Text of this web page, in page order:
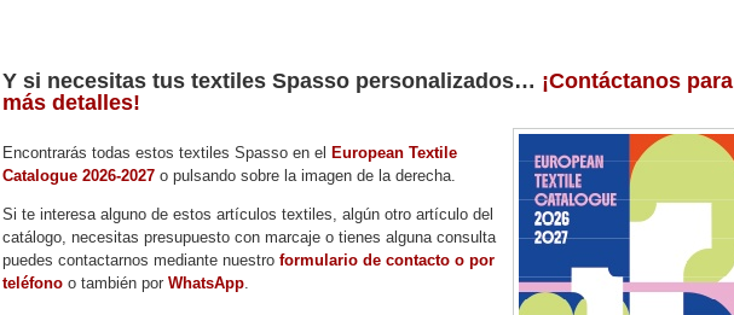
Y si necesitas tus textiles Spasso personalizados… ¡Contáctanos para
más detalles!
Encontrarás todas estos textiles Spasso en el European Textile
Catalogue 2026-2027 o pulsando sobre la imagen de la derecha.
Si te interesa alguno de estos artículos textiles, algún otro artículo del
catálogo, necesitas presupuesto con marcaje o tienes alguna consulta
puedes contactarnos mediante nuestro formulario de contacto o por
teléfono o también por WhatsApp